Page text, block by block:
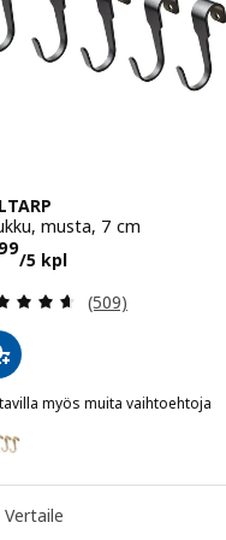
yhteensä:
musta, 7 cm
99
/5 kpl 5,99/5
Arvio: 4.6 / 5
(509)
myös muita vaihtoehtoja
HULTARP,
HULTARP, Koukku,
Vertaile